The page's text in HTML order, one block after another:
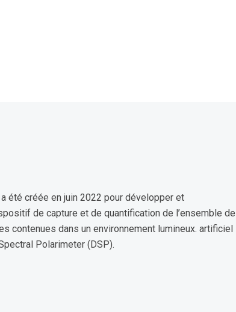
a été créée en juin 2022 pour développer et
de capture et de quantification de l’ensemble
contenues dans un environnement lumineux. artificiel
Polarimeter (DSP).